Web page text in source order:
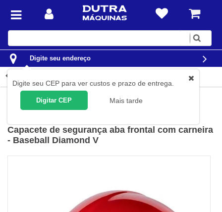
Digite
Digite seu endereço
Digite seu CEP para ver custos e prazo de entrega.
Digitar CEP Mais tarde
Capacetes
Capacete de segurança aba frontal com carneira
- Baseball Diamond V